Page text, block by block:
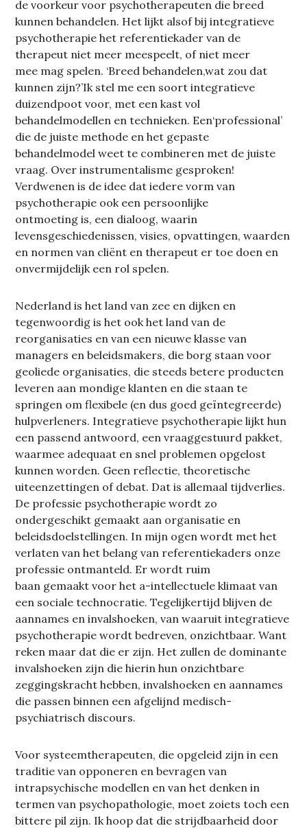
de voorkeur voor psychotherapeuten die breed
kunnen behandelen. Het lijkt alsof bij integratieve
psychotherapie het referentiekader van de
therapeut niet meer meespeelt, of niet meer
mee mag spelen. ‘Breed behandelen,wat zou dat
kunnen zijn?’Ik stel me een soort integratieve
duizendpoot voor, met een kast vol
behandelmodellen en technieken. Een‘professional’
die de juiste methode en het gepaste
behandelmodel weet te combineren met de juiste
vraag. Over instrumentalisme gesproken!
Verdwenen is de idee dat iedere vorm van
psychotherapie ook een persoonlijke
ontmoeting is, een dialoog, waarin
levensgeschiedenissen, visies, opvattingen, waarden
en normen van cliënt en therapeut er toe doen en
onvermijdelijk een rol spelen.
Nederland is het land van zee en dijken en
tegenwoordig is het ook het land van de
reorganisaties en van een nieuwe klasse van
managers en beleidsmakers, die borg staan voor
geoliede organisaties, die steeds betere producten
leveren aan mondige klanten en die staan te
springen om flexibele (en dus goed geïntegreerde)
hulpverleners. Integratieve psychotherapie lijkt hun
een passend antwoord, een vraaggestuurd pakket,
waarmee adequaat en snel problemen opgelost
kunnen worden. Geen reflectie, theoretische
uiteenzettingen of debat. Dat is allemaal tijdverlies.
De professie psychotherapie wordt zo
ondergeschikt gemaakt aan organisatie en
beleidsdoelstellingen. In mijn ogen wordt met het
verlaten van het belang van referentiekaders onze
professie ontmanteld. Er wordt ruim
baan gemaakt voor het a-intellectuele klimaat van
een sociale technocratie. Tegelijkertijd blijven de
aannames en invalshoeken, van waaruit integratieve
psychotherapie wordt bedreven, onzichtbaar. Want
reken maar dat die er zijn. Het zullen de dominante
invalshoeken zijn die hierin hun onzichtbare
zeggingskracht hebben, invalshoeken en aannames
die passen binnen een afgelijnd medisch-
psychiatrisch discours.
Voor systeemtherapeuten, die opgeleid zijn in een
traditie van opponeren en bevragen van
intrapsychische modellen en van het denken in
termen van psychopathologie, moet zoiets toch een
bittere pil zijn. Ik hoop dat die strijdbaarheid door